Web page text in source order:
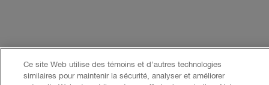
Ce site Web utilise des témoins et d’autres technologies
similaires pour maintenir la sécurité, analyser et améliorer